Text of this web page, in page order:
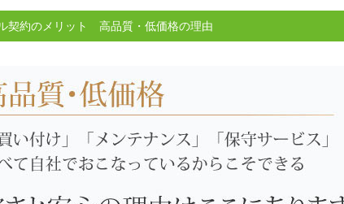
契約のメリット 高品質・低価格の理由